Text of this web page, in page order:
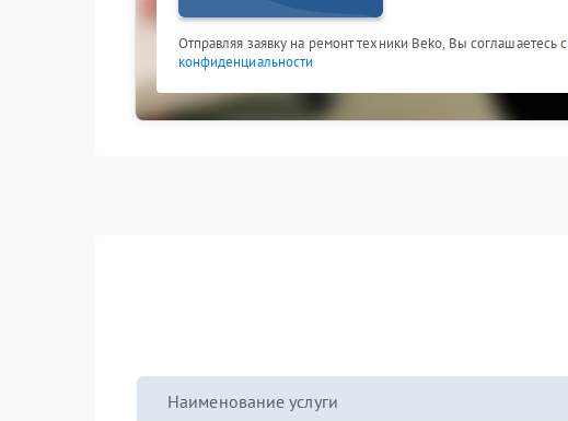
Отправляя заявку на ремонт техники Beko, Вы соглашаетесь с
конфиденциальности
Наименование услуги